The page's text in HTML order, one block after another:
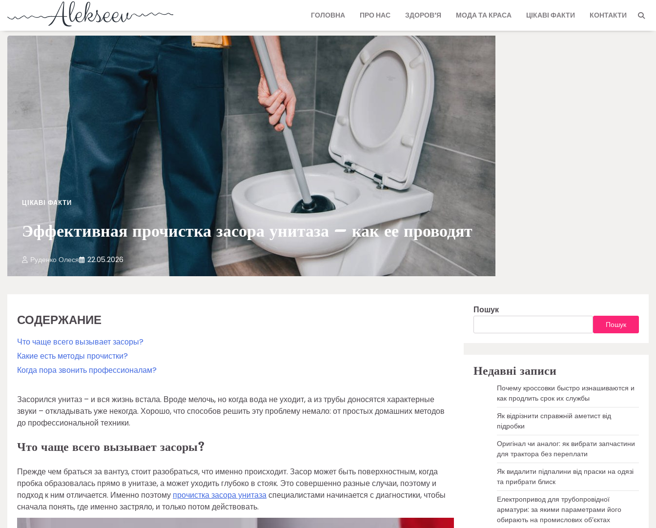
ГОЛОВНА ПРО НАС ЗДОРОВ’Я МОДА ТА КРАСА ЦІКАВІ ФАКТИ КОНТАКТИ
ЦІКАВІ ФАКТИ
Эффективная прочистка засора унитаза – как ее проводят
Руденко Олеся 22.05.2026
СОДЕРЖАНИЕ
Что чаще всего вызывает засоры?
Какие есть методы прочистки?
Когда пора звонить профессионалам?
Засорился унитаз – и вся жизнь встала. Вроде мелочь, но когда вода не уходит, а из трубы доносятся характерные
звуки – откладывать уже некогда. Хорошо, что способов решить эту проблему немало: от простых домашних методов
до профессиональной техники.
Что чаще всего вызывает засоры?
Прежде чем браться за вантуз, стоит разобраться, что именно происходит. Засор может быть поверхностным, когда
пробка образовалась прямо в унитазе, а может уходить глубоко в стояк. Это совершенно разные случаи, поэтому и
подход к ним отличается. Именно поэтому прочистка засора унитазаспециалистами начинается с диагностики, чтобы
сначала понять, где именно застряло, и только потом действовать.
Пошук
Пошук
Недавні записи
Почему кроссовки быстро изнашиваются и
как продлить срок их службы
Як відрізнити справжній аметист від
підробки
Оригінал чи аналог: як вибрати запчастини
для трактора без переплати
Як видалити підпалини від праски на одязі
та прибрати блиск
Електропривод для трубопровідної
арматури: за якими параметрами його
обирають на промислових об’єктах